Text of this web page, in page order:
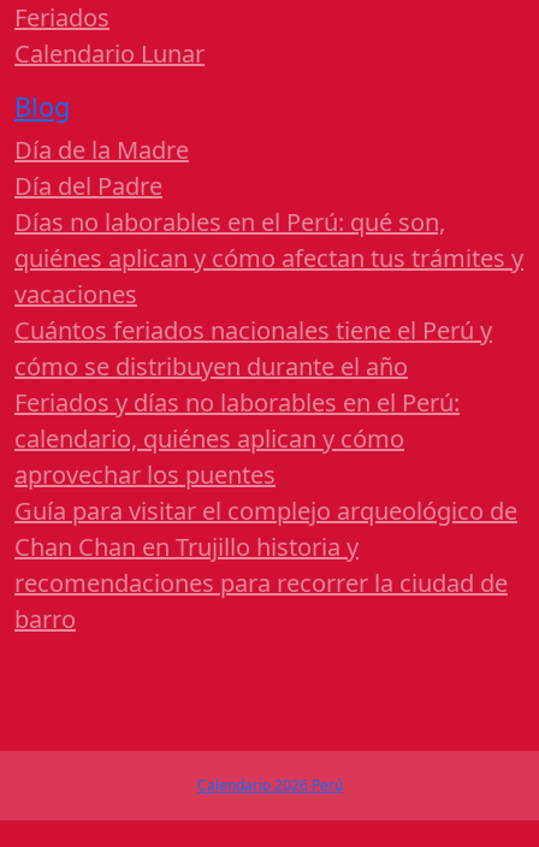
Feriados
Calendario Lunar
Blog
Día de la Madre
Día del Padre
Días no laborables en el Perú: qué son,
quiénes aplican y cómo afectan tus trámites y
vacaciones
Cuántos feriados nacionales tiene el Perú y
cómo se distribuyen durante el año
Feriados y días no laborables en el Perú:
calendario, quiénes aplican y cómo
aprovechar los puentes
Guía para visitar el complejo arqueológico de
Chan Chan en Trujillo historia y
recomendaciones para recorrer la ciudad de
barro
Calendario 2026 Perú